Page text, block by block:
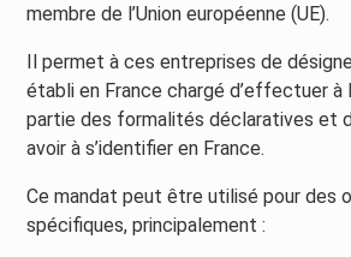
membre de l’Union européenne (UE).
Il permet à ces entreprises de
établi en France chargé d’effectuer
partie des formalités déclaratives et
avoir à s’identifier en France.
Ce mandat peut être utilisé pour des
spécifiques, principalement :